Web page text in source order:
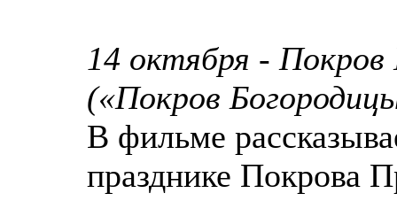
14 октября -
(«Покров
В фильме
празднике Покрова